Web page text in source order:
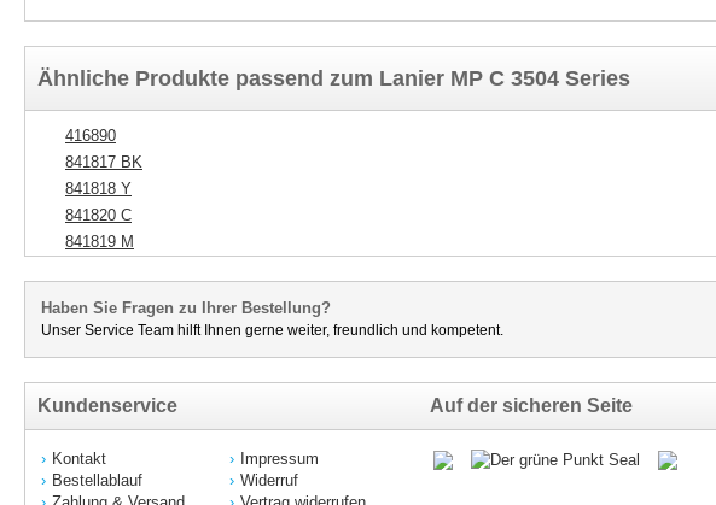
Ähnliche Produkte passend zum Lanier MP C 3504 Series
416890
841817 BK
841818 Y
841820 C
841819 M
Haben Sie Fragen zu Ihrer Bestellung?
Unser Service Team hilft Ihnen gerne weiter, freundlich und kompetent.
Kundenservice
Kontakt
Bestellablauf
Impressum
Widerruf
Auf der sicheren Seite